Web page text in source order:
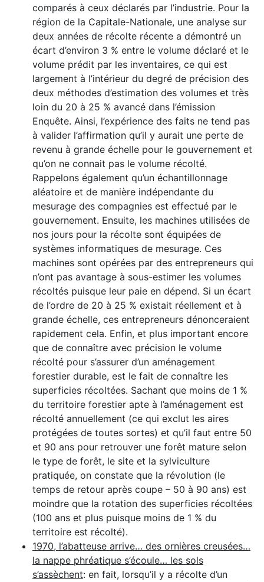
comparés à ceux déclarés par l’industrie. Pour la
région de la Capitale-Nationale, une analyse sur
deux années de récolte récente a démontré un
écart d’environ 3 % entre le volume déclaré et le
volume prédit par les inventaires, ce qui est
largement à l’intérieur du degré de précision des
deux méthodes d’estimation des volumes et très
loin du 20 à 25 % avancé dans l’émission
Enquête. Ainsi, l’expérience des faits ne tend pas
à valider l’affirmation qu’il y aurait une perte de
revenu à grande échelle pour le gouvernement et
qu’on ne connait pas le volume récolté.
Rappelons également qu’un échantillonnage
aléatoire et de manière indépendante du
mesurage des compagnies est effectué par le
gouvernement. Ensuite, les machines utilisées de
nos jours pour la récolte sont équipées de
systèmes informatiques de mesurage. Ces
machines sont opérées par des entrepreneurs qui
n’ont pas avantage à sous-estimer les volumes
récoltés puisque leur paie en dépend. Si un écart
de l’ordre de 20 à 25 % existait réellement et à
grande échelle, ces entrepreneurs dénonceraient
rapidement cela. Enfin, et plus important encore
que de connaître avec précision le volume
récolté pour s’assurer d’un aménagement
forestier durable, est le fait de connaître les
superficies récoltées. Sachant que moins de 1 %
du territoire forestier apte à l’aménagement est
récolté annuellement (ce qui exclut les aires
protégées de toutes sortes) et qu’il faut entre 50
et 90 ans pour retrouver une forêt mature selon
le type de forêt, le site et la sylviculture
pratiquée, on constate que la révolution (le
temps de retour après coupe – 50 à 90 ans) est
moindre que la rotation des superficies récoltées
(100 ans et plus puisque moins de 1 % du
territoire est récolté).
1970, l’abatteuse arrive… des ornières creusées…
la nappe phréatique s’écoule… les sols
s’assèchent: en fait, lorsqu’il y a récolte d’un